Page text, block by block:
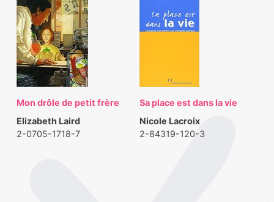
Mon drôle de petit frère
Elizabeth Laird
2-0705-1718-7
Sa place est dans la vie
Nicole Lacroix
2-84319-120-3